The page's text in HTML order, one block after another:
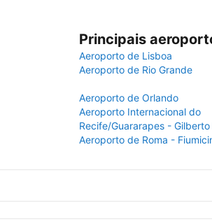
Principais
Aeroporto de Lisboa
Aeroporto de Rio Grande
Aeroporto de Orlando
Aeroporto Internacional do
Recife/Guararapes -
Aeroporto de Roma -